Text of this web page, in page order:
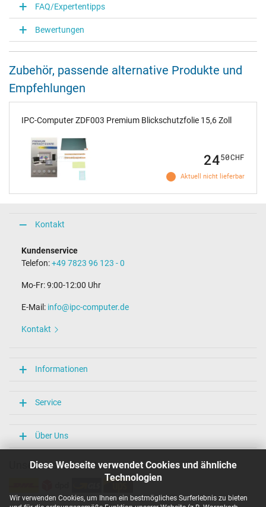
Diese Webseite verwendet Cookies und ähnliche
Technologien
Wir verwenden Cookies, um Ihnen ein bestmögliches Surferlebnis zu bieten
FAQ/Expertentipps
Bewertungen
Zubehör, passende alternative Produkte und
Empfehlungen
IPC-Computer ZDF003 Premium Blickschutzfolie 15,6 Zoll
Aktuell nicht lieferbar
2450CHF
Kontakt
Kundenservice
Telefon:+49 7823 96 123 - 0
Mo-Fr: 9:00-12:00 Uhr
E-Mail: info@ipc-computer.de
Kontakt
Informationen
Service
Über Uns
Unsere Versandarten